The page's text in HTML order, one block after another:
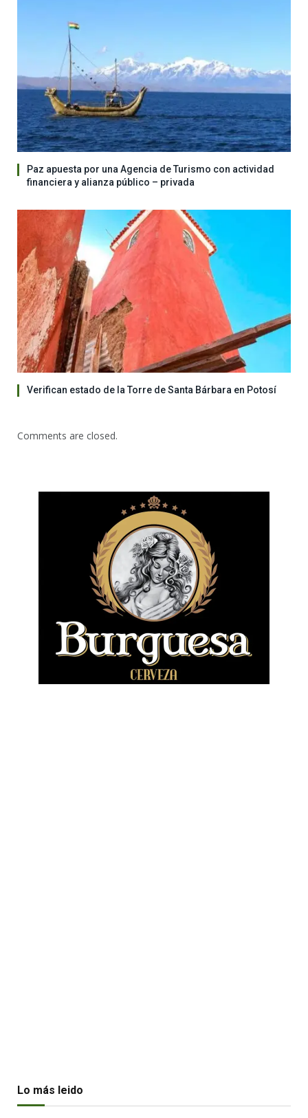
Paz apuesta por una Agencia de Turismo con actividad
financiera y alianza público – privada
Verifican estado de la Torre de Santa Bárbara en Potosí
Comments are closed.
Lo más leido